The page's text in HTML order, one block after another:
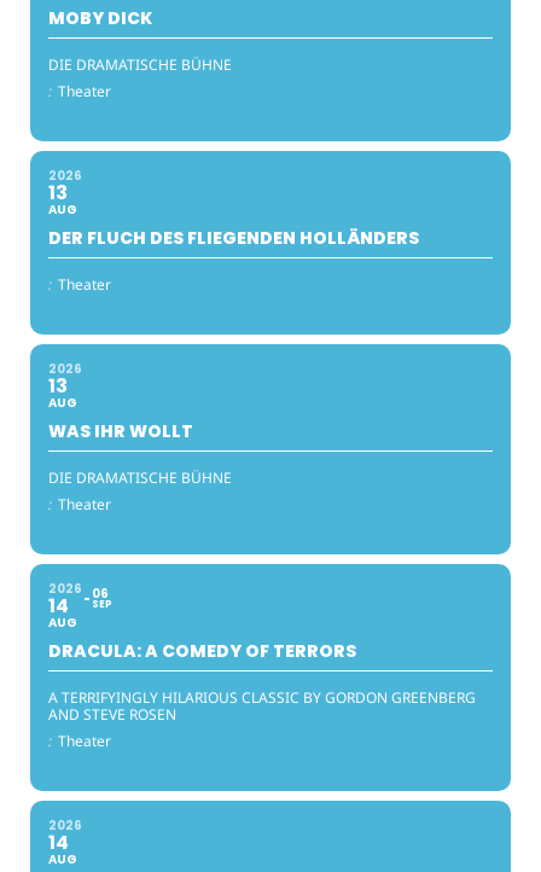
MOBY DICK
DIE DRAMATISCHE BÜHNE
: Theater
2026
13
AUG
DER FLUCH DES FLIEGENDEN HOLLÄNDERS
: Theater
2026
13
AUG
WAS IHR WOLLT
DIE DRAMATISCHE BÜHNE
: Theater
2026
14
AUG
06
SEP
DRACULA: A COMEDY OF TERRORS
A TERRIFYINGLY HILARIOUS CLASSIC BY GORDON GREENBERG
AND STEVE ROSEN
: Theater
2026
14
AUG